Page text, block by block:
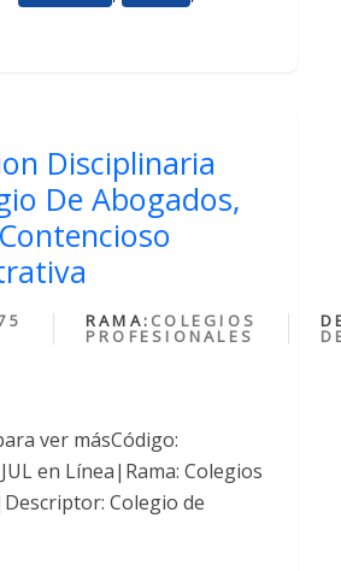
Disciplinaria
De Abogados,
RAMA: COLEGIOS
PROFESIONALES
ver másCódigo:
en Línea|Rama: Colegios
Colegio de